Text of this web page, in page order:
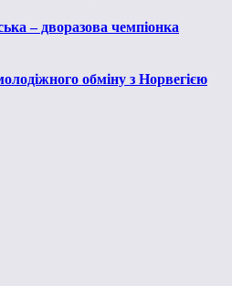
– дворазова чемпіонка
обміну з Норвегією